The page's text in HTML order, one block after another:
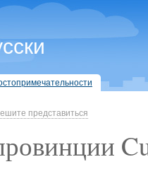
представиться